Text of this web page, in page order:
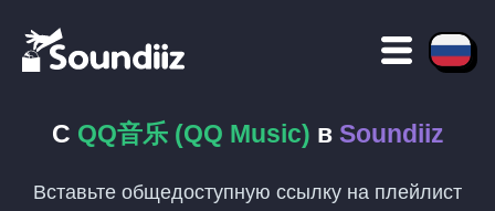
С QQ音乐 (QQ Music) в Soundiiz
Вставьте общедоступную ссылку на плейлист